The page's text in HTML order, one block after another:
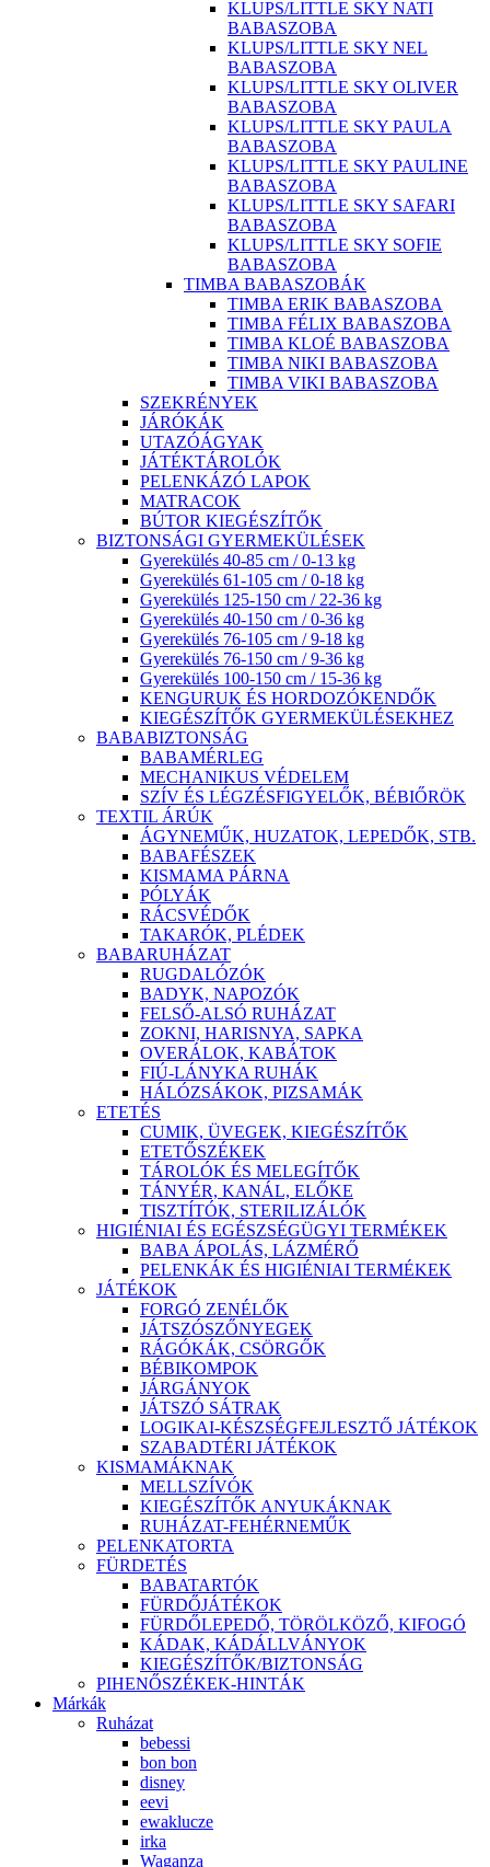
KLUPS/LITTLE SKY NATI
BABASZOBA
KLUPS/LITTLE SKY NEL
BABASZOBA
KLUPS/LITTLE SKY OLIVER
BABASZOBA
KLUPS/LITTLE SKY PAULA
BABASZOBA
KLUPS/LITTLE SKY PAULINE
BABASZOBA
KLUPS/LITTLE SKY SAFARI
BABASZOBA
KLUPS/LITTLE SKY SOFIE
BABASZOBA
TIMBA BABASZOBÁK
TIMBA ERIK BABASZOBA
TIMBA FÉLIX BABASZOBA
TIMBA KLOÉ BABASZOBA
TIMBA NIKI BABASZOBA
TIMBA VIKI BABASZOBA
SZEKRÉNYEK
JÁRÓKÁK
UTAZÓÁGYAK
JÁTÉKTÁROLÓK
PELENKÁZÓ LAPOK
MATRACOK
BÚTOR KIEGÉSZÍTŐK
BIZTONSÁGI GYERMEKÜLÉSEK
Gyerekülés 40-85 cm / 0-13 kg
Gyerekülés 61-105 cm / 0-18 kg
Gyerekülés 125-150 cm / 22-36 kg
Gyerekülés 40-150 cm / 0-36 kg
Gyerekülés 76-105 cm / 9-18 kg
Gyerekülés 76-150 cm / 9-36 kg
Gyerekülés 100-150 cm / 15-36 kg
KENGURUK ÉS HORDOZÓKENDŐK
KIEGÉSZÍTŐK GYERMEKÜLÉSEKHEZ
BABABIZTONSÁG
BABAMÉRLEG
MECHANIKUS VÉDELEM
SZÍV ÉS LÉGZÉSFIGYELŐK, BÉBIŐRÖK
TEXTIL ÁRÚK
ÁGYNEMŰK, HUZATOK, LEPEDŐK, STB.
BABAFÉSZEK
KISMAMA PÁRNA
PÓLYÁK
RÁCSVÉDŐK
TAKARÓK, PLÉDEK
BABARUHÁZAT
RUGDALÓZÓK
BADYK, NAPOZÓK
FELSŐ-ALSÓ RUHÁZAT
ZOKNI, HARISNYA, SAPKA
OVERÁLOK, KABÁTOK
FIÚ-LÁNYKA RUHÁK
HÁLÓZSÁKOK, PIZSAMÁK
ETETÉS
CUMIK, ÜVEGEK, KIEGÉSZÍTŐK
ETETŐSZÉKEK
TÁROLÓK ÉS MELEGÍTŐK
TÁNYÉR, KANÁL, ELŐKE
TISZTÍTÓK, STERILIZÁLÓK
HIGIÉNIAI ÉS EGÉSZSÉGÜGYI TERMÉKEK
BABA ÁPOLÁS, LÁZMÉRŐ
PELENKÁK ÉS HIGIÉNIAI TERMÉKEK
JÁTÉKOK
FORGÓ ZENÉLŐK
JÁTSZÓSZŐNYEGEK
RÁGÓKÁK, CSÖRGŐK
BÉBIKOMPOK
JÁRGÁNYOK
JÁTSZÓ SÁTRAK
LOGIKAI-KÉSZSÉGFEJLESZTŐ JÁTÉKOK
SZABADTÉRI JÁTÉKOK
KISMAMÁKNAK
MELLSZÍVÓK
KIEGÉSZÍTŐK ANYUKÁKNAK
RUHÁZAT-FEHÉRNEMŰK
PELENKATORTA
FÜRDETÉS
BABATARTÓK
FÜRDŐJÁTÉKOK
FÜRDŐLEPEDŐ, TÖRÖLKÖZŐ, KIFOGÓ
KÁDAK, KÁDÁLLVÁNYOK
KIEGÉSZÍTŐK/BIZTONSÁG
PIHENŐSZÉKEK-HINTÁK
Márkák
Ruházat
bebessi
bon bon
disney
eevi
ewaklucze
irka
Waganza